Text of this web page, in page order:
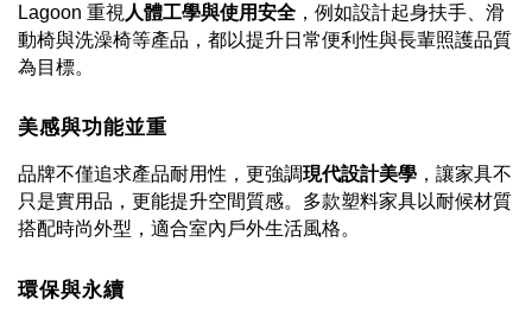
Lagoon 重視 人體工學與使用安全 ，例如設計起身扶手、滑
動椅與洗澡椅等產品，都以提升日常便利性與長輩照護品質
為目標。
美感與功能並重
品牌不僅追求產品耐用性，更強調現代設計美學 ，讓家具不
只是實用品，更能提升空間質感。多款塑料家具以耐候材質
搭配時尚外型，適合室內戶外生活風格。
環保與永續